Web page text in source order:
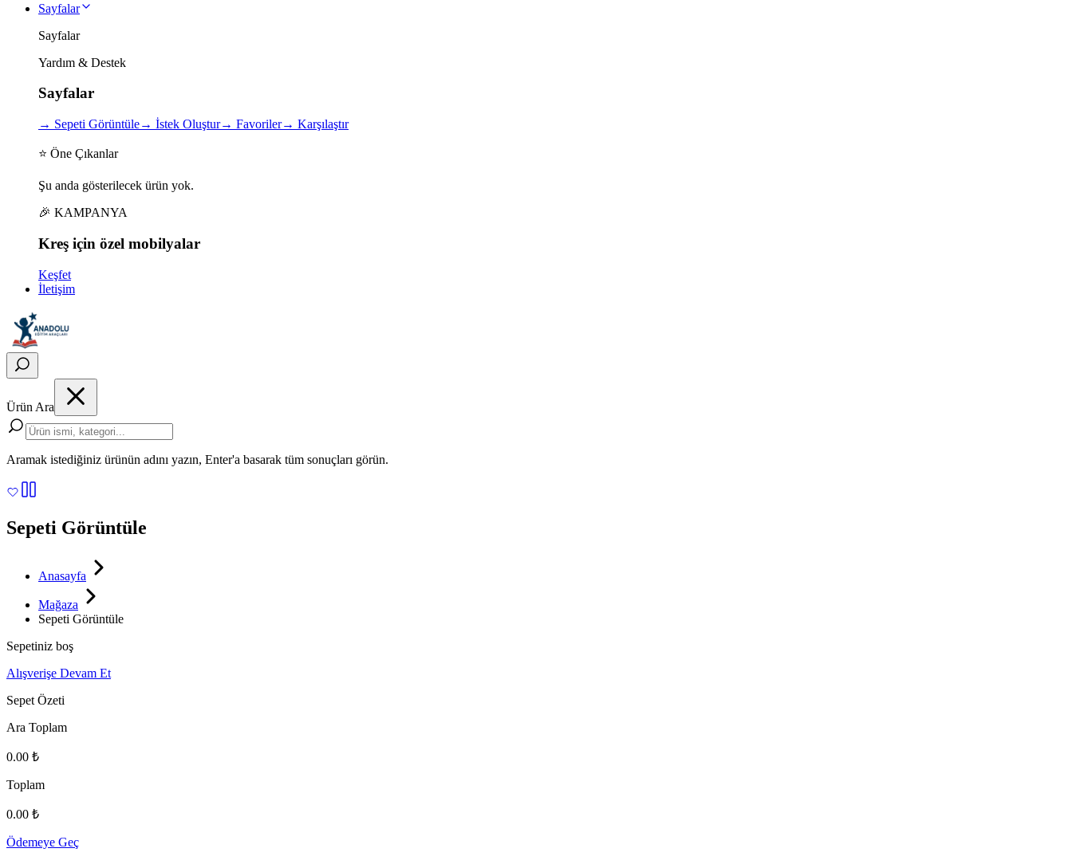
Sayfalar
Sayfalar
Yardım & Destek
Sayfalar
→ Sepeti Görüntüle→ İstek Oluştur→ Favoriler→ Karşılaştır
⭐ Öne Çıkanlar
Şu anda gösterilecek ürün yok.
🎉 KAMPANYA
Kreş için özel mobilyalar
Keşfet
İletişim
Ürün Ara
Aramak istediğiniz ürünün adını yazın, Enter'a basarak tüm sonuçları görün.
Sepeti Görüntüle
Anasayfa
Mağaza
Sepeti Görüntüle
Sepetiniz boş
Alışverişe Devam Et
Sepet Özeti
Ara Toplam
0.00 ₺
Toplam
0.00 ₺
Ödemeye Geç